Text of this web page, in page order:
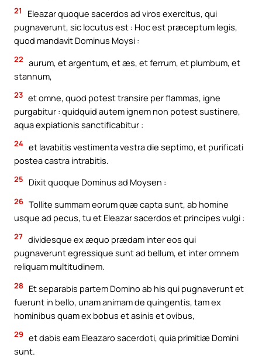
21
Eleazar quoque sacerdos ad viros exercitus, qui
pugnaverunt, sic locutus est : Hoc est præceptum legis,
quod mandavit Dominus Moysi :
22 aurum, et argentum, et æs, et ferrum, et plumbum, et
stannum,
23 et omne, quod potest transire per flammas, igne
purgabitur : quidquid autem ignem non potest sustinere,
aqua expiationis sanctificabitur :
24 et lavabitis vestimenta vestra die septimo, et purificati
postea castra intrabitis.
25 Dixit quoque Dominus ad Moysen :
26 Tollite summam eorum quæ capta sunt, ab homine
usque ad pecus, tu et Eleazar sacerdos et principes vulgi :
27 dividesque ex æquo prædam inter eos qui
pugnaverunt egressique sunt ad bellum, et inter omnem
reliquam multitudinem.
28
Et separabis partem Domino ab his qui pugnaverunt et
fuerunt in bello, unam animam de quingentis, tam ex
hominibus quam ex bobus et asinis et ovibus,
29 et dabis eam Eleazaro sacerdoti, quia primitiæ Domini
sunt.